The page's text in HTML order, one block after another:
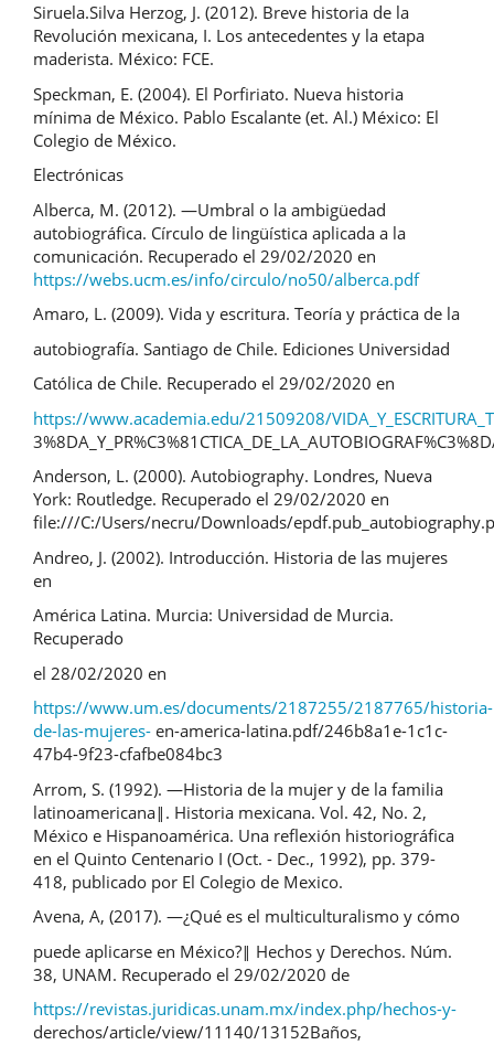
Siruela.Silva Herzog, J. (2012). Breve historia de la
Revolución mexicana, I. Los antecedentes y la etapa
maderista. México: FCE.
Speckman, E. (2004). El Porfiriato. Nueva historia
mínima de México. Pablo Escalante (et. Al.) México: El
Colegio de México.
Electrónicas
Alberca, M. (2012). ―Umbral o la ambigüedad
autobiográfica. Círculo de lingüística aplicada a la
comunicación. Recuperado el 29/02/2020 en
https://webs.ucm.es/info/circulo/no50/alberca.pdf
Amaro, L. (2009). Vida y escritura. Teoría y práctica de la
autobiografía. Santiago de Chile. Ediciones Universidad
Católica de Chile. Recuperado el 29/02/2020 en
https://www.academia.edu/21509208/
Anderson, L. (2000). Autobiography. Londres, Nueva
York: Routledge. Recuperado el 29/02/2020 en
file:///C:/Users/necru/Downloads/
Andreo, J. (2002). Introducción. Historia de las mujeres
en
América Latina. Murcia: Universidad de Murcia.
Recuperado
el 28/02/2020 en
https://www.um.es/documents/2187255/2187765/historia-
de-las-mujeres- en-america-latina.pdf/246b8a1e-1c1c-
47b4-9f23-cfafbe084bc3
Arrom, S. (1992). ―Historia de la mujer y de la familia
latinoamericana‖. Historia mexicana. Vol. 42, No. 2,
México e Hispanoamérica. Una reflexión historiográfica
en el Quinto Centenario I (Oct. - Dec., 1992), pp. 379-
418, publicado por El Colegio de Mexico.
Avena, A, (2017). ―¿Qué es el multiculturalismo y cómo
puede aplicarse en México?‖ Hechos y Derechos. Núm.
38, UNAM. Recuperado el 29/02/2020 de
https://revistas.juridicas.unam.mx/index.php/hechos-y-
derechos/article/view/11140/13152Baños,